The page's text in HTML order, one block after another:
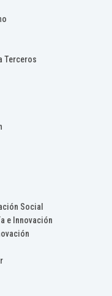
Terceros
Social
e Innovación